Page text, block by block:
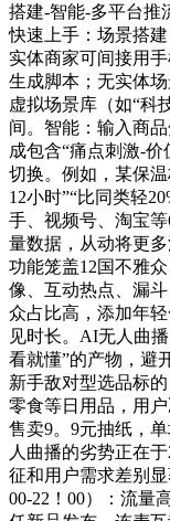
搭建-智能-多平台推
快速上手：场景搭建
实体商家可间接用
生成脚本；无实体
虚拟场景库（如“科
间。智能：输入商
成包含“痛点刺激-
切换。例如，某保
12小时”“比同类轻
手、视频号、淘宝
量数据，从动将更
功能笼盖12国不雅
像、互动热点、漏
众占比高，添加年
见时长。AI无人曲
看就懂”的产物，避
新手敌对型选品标
零食等日用品，用
售卖9。9元抽纸，
人曲播的劣势正在
征和用户需求差别
00-22！00）：流量